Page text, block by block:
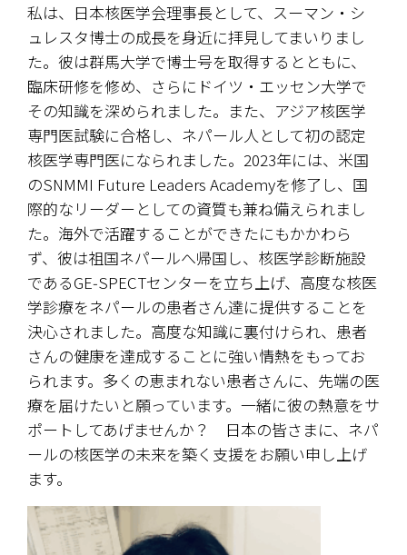
私は、日本核医学会理事長として、スーマン・シ
ュレスタ博士の成長を身近に拝見してまいりまし
た。彼は群馬大学で博士号を取得するとともに、
臨床研修を修め、さらにドイツ・エッセン大学で
その知識を深められました。また、アジア核医学
専門医試験に合格し、ネパール人として初の認定
核医学専門医になられました。2023年には、米国
のSNMMI Future Leaders Academyを修了し、国
際的なリーダーとしての資質も兼ね備えられまし
た。海外で活躍することができたにもかかわら
ず、彼は祖国ネパールへ帰国し、核医学診断施設
であるGE‑SPECTセンターを立ち上げ、高度な核医
学診療をネパールの患者さん達に提供することを
決心されました。高度な知識に裏付けられ、患者
さんの健康を達成することに強い情熱をもってお
られます。多くの恵まれない患者さんに、先端の医
療を届けたいと願っています。一緒に彼の熱意をサ
ポートしてあげませんか？　日本の皆さまに、ネパ
ールの核医学の未来を築く支援をお願い申し上げ
ます。